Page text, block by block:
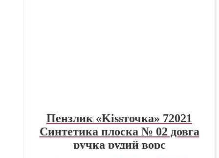
Пензлик «Kissточка» 72021
Синтетика плоска № 02 довга
ручка рудий ворс